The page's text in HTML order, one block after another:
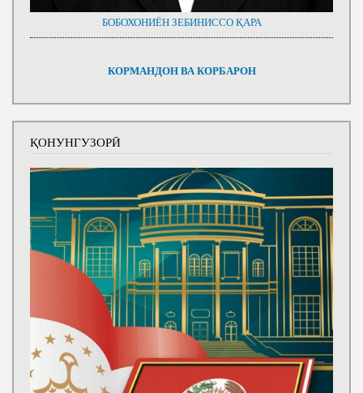
БОБОХОНИЁН ЗЕБИНИССО ҚАРА
КОРМАНДОН ВА КОРБАРОН
ҚОНУНГУЗОРӢ